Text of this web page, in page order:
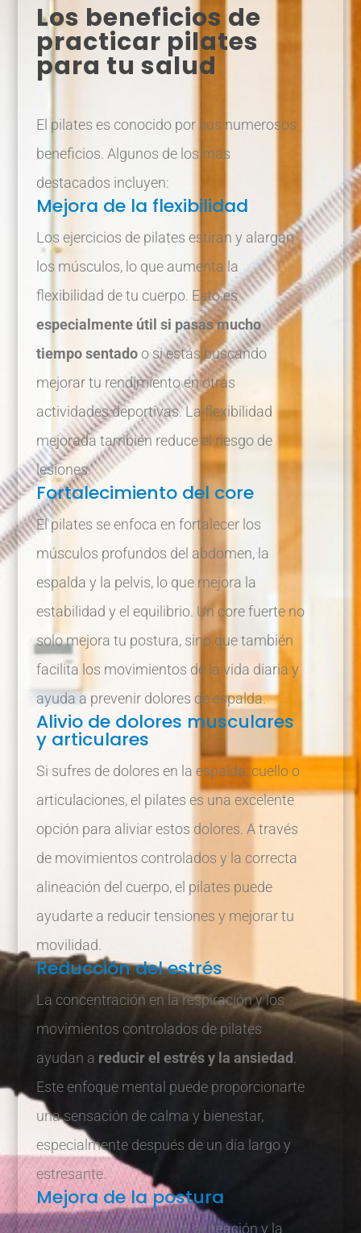
Los beneficios de
practicar pilates
para tu salud
El pilates es conocido por sus numerosos
beneficios. Algunos de los más
destacados incluyen:
Mejora de la flexibilidad
Los ejercicios de pilates estiran y alargan
los músculos, lo que aumenta la
flexibilidad de tu cuerpo. Esto es
especialmente útil si pasas mucho
tiempo sentadoo si estás buscando
mejorar tu rendimiento en otras
actividades deportivas. La flexibilidad
mejorada también reduce el riesgo de
lesiones.
Fortalecimiento del core
El pilates se enfoca en fortalecer los
músculos profundos del abdomen, la
espalda y la pelvis, lo que mejora la
estabilidad y el equilibrio. Un core fuerte no
solo mejora tu postura, sino que también
facilita los movimientos de la vida diaria y
ayuda a prevenir dolores de espalda.
Alivio de dolores musculares
y articulares
Si sufres de dolores en la espalda, cuello o
articulaciones, el pilates es una excelente
opción para aliviar estos dolores. A través
de movimientos controlados y la correcta
alineación del cuerpo, el pilates puede
ayudarte a reducir tensiones y mejorar tu
movilidad.
Reducción del estrés
La concentración en la respiración y los
movimientos controlados de pilates
ayudan a reducir el estrés y la ansiedad
Este enfoque mental puede proporcionarte
una sensación de calma y bienestar,
especialmente después de un día largo y
estresante.
Mejora de la postura
El pilates se enfoca en la alineación y la